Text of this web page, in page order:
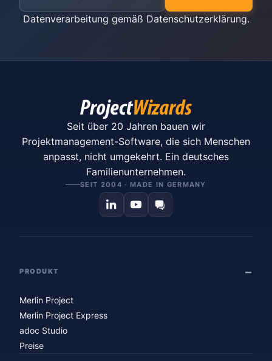
Datenverarbeitung gemäß Datenschutzerklärung.
Seit über 20 Jahren bauen wir
Projektmanagement-Software, die sich Menschen
anpasst, nicht umgekehrt. Ein deutsches
Familienunternehmen.
SEIT 2004 · MADE IN GERMANY
PRODUKT
Merlin Project
Merlin Project Express
adoc Studio
Preise